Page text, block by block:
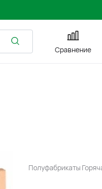
Сравнение
Полуфабрикаты